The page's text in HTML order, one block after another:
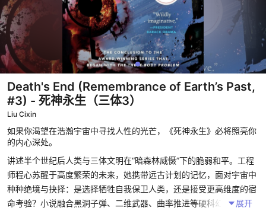
Death's End (Remembrance of Earth’s Past,
#3) - 死神永生（三体3）
Liu Cixin
如果你渴望在浩瀚宇宙中寻找人性的光芒，《死神永生》必将照亮你
的内心深处。
讲述半个世纪后人类与三体文明在“暗森林威慑”下的脆弱和平。工程
师程心苏醒于高度繁荣的未来，她携带远古计划的记忆，面对宇宙中
种种绝境与抉择：是选择牺牲自我保卫人类，还是接受更高维度的宿
命考验？小说融合黑洞子弹、二维武器、曲率推进等硬科幻概念，以
展开